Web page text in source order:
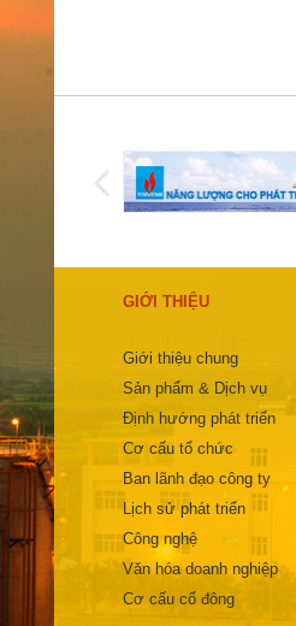
GIỚI THIỆU
Giới thiệu chung
Sản phẩm & Dịch vụ
Định hướng phát triển
Cơ cấu tổ chức
Ban lãnh đạo công ty
Lịch sử phát triển
Công nghệ
Văn hóa doanh nghiệp
Cơ cấu cổ đông